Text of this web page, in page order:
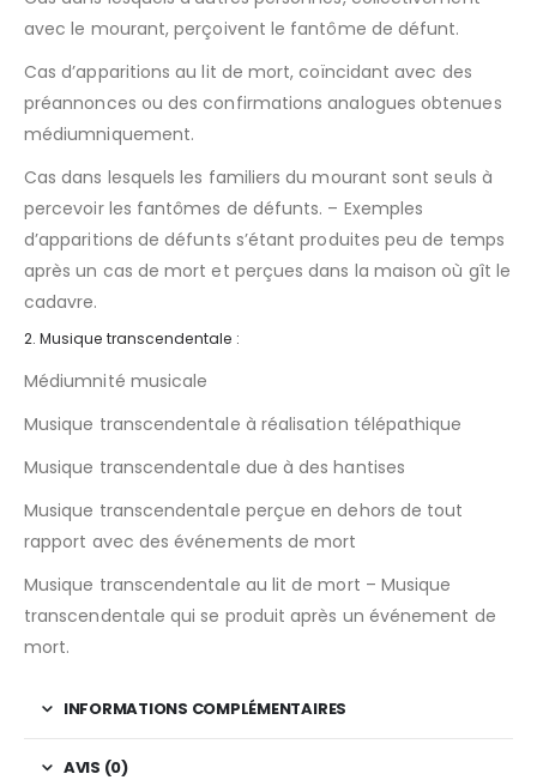
avec le mourant, perçoivent le fantôme de défunt.
Cas d’apparitions au lit de mort, coïncidant avec des
préannonces ou des confirmations analogues obtenues
médiumniquement.
Cas dans lesquels les familiers du mourant sont seuls à
percevoir les fantômes de défunts. – Exemples
d’apparitions de défunts s’étant produites peu de temps
après un cas de mort et perçues dans la maison où gît le
cadavre.
2. Musique transcendentale :
Médiumnité musicale
Musique transcendentale à réalisation télépathique
Musique transcendentale due à des hantises
Musique transcendentale perçue en dehors de tout
rapport avec des événements de mort
Musique transcendentale au lit de mort – Musique
transcendentale qui se produit après un événement de
mort.
INFORMATIONS COMPLÉMENTAIRES
AVIS (0)